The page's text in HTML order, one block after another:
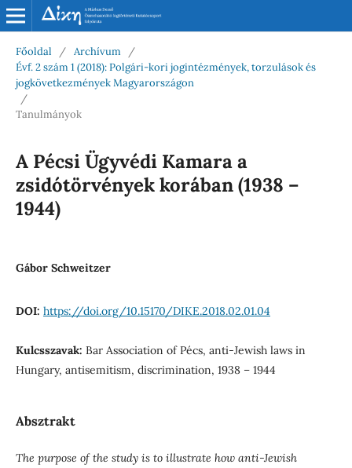
Főoldal / Archívum
/
Évf. 2 szám 1 (2018): Polgári-kori jogintézmények, torzulások és
jogkövetkezmények Magyarországon
/
Tanulmányok
A Pécsi Ügyvédi Kamara a
zsidótörvények korában (1938 –
1944)
Gábor Schweitzer
DOI: https://doi.org/10.15170/DIKE.2018.02.01.04
Kulcsszavak: Bar Association of Pécs, anti-Jewish laws in
Hungary, antisemitism, discrimination, 1938 – 1944
Absztrakt
The purpose of the study is to illustrate how anti-Jewish